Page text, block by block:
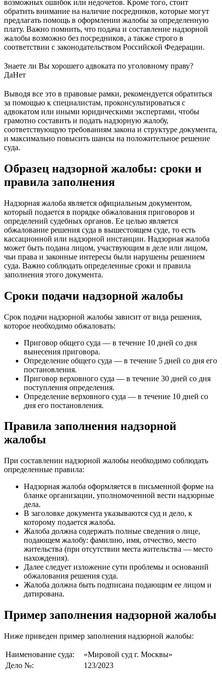
возможных ошибок или недочетов. Кроме того, стоит
обратить внимание на наличие посредников, которые могут
предлагать помощь в оформлении жалобы за определенную
плату. Важно помнить, что подача и составление надзорной
жалобы возможно без посредников, а также строго в
соответствии с законодательством Российской Федерации.
Знаете ли Вы хорошего адвоката по уголовному праву?
ДаНет
Выводя все это в правовые рамки, рекомендуется обратиться
за помощью к специалистам, проконсультироваться с
адвокатом или иными юридическими экспертами, чтобы
грамотно составить и подать надзорную жалобу,
соответствующую требованиям закона и структуре документа,
и максимально повысить шансы на положительное решение
суда.
Образец надзорной жалобы: сроки и
правила заполнения
Надзорная жалоба является официальным документом,
который подается в порядке обжалования приговоров и
определений судебных органов. Ее целью является
обжалование решения суда в вышестоящем суде, то есть
кассационной или надзорной инстанции. Надзорная жалоба
может быть подана лицом, участвующим в деле или лицом,
чьи права и законные интересы были нарушены решением
суда. Важно соблюдать определенные сроки и правила
заполнения этого документа.
Сроки подачи надзорной жалобы
Срок подачи надзорной жалобы зависит от вида решения,
которое необходимо обжаловать:
Приговор общего суда — в течение 10 дней со дня
вынесения приговора.
Определение общего суда — в течение 5 дней со дня его
постановления.
Приговор верховного суда — в течение 30 дней со дня
поступления определения.
Определение верховного суда — в течение 10 дней со
дня его постановления.
Правила заполнения надзорной
жалобы
При составлении надзорной жалобы необходимо соблюдать
определенные правила:
Надзорная жалоба оформляется в письменной форме на
бланке организации, уполномоченной вести надзорные
дела.
В заголовке документа указываются суд и дело, к
которому подается жалоба.
Жалоба должна содержать полные сведения о лице,
подающем жалобу: фамилию, имя, отчество, место
жительства (при отсутствии места жительства — место
нахождения).
Далее следует изложение сути проблемы и оснований
обжалования решения суда.
Жалоба должна быть подписана подающим ее лицом и
датирована.
Пример заполнения надзорной жалобы
Ниже приведен пример заполнения надзорной жалобы:
Наименование суда:
«Мировой суд г. Москвы»
Дело №:
123/2023